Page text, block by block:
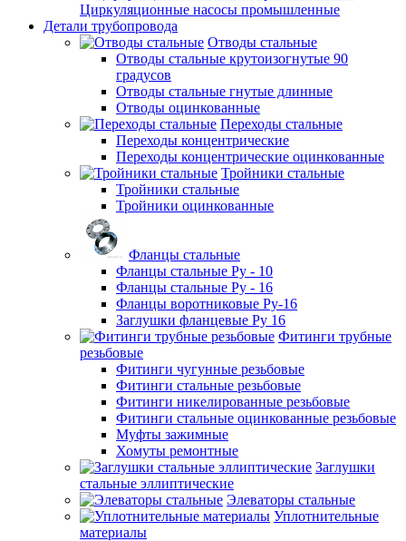
Циркуляционные насосы промышленные
Детали трубопровода
Отводы стальные
Отводы стальные крутоизогнутые 90
градусов
Отводы стальные гнутые длинные
Отводы оцинкованные
Переходы стальные
Переходы концентрические
Переходы концентрические оцинкованные
Тройники стальные
Тройники стальные
Тройники оцинкованные
Фланцы стальные
Фланцы стальные Ру - 10
Фланцы стальные Ру - 16
Фланцы воротниковые Ру-16
Заглушки фланцевые Ру 16
Фитинги трубные
резьбовые
Фитинги чугунные резьбовые
Фитинги стальные резьбовые
Фитинги никелированные резьбовые
Фитинги стальные оцинкованные резьбовые
Муфты зажимные
Хомуты ремонтные
Заглушки
стальные эллиптические
Элеваторы стальные
Уплотнительные
материалы